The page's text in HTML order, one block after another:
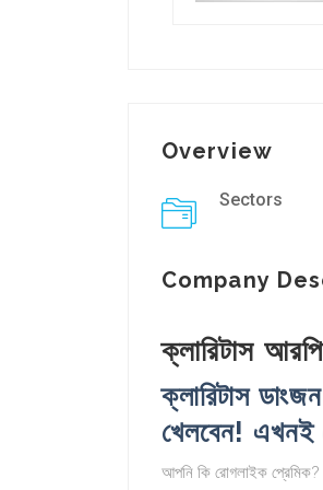
Overview
Sectors
Company
ক্লারিটাস
ক্লারিটাস
খেলবেন!
আপনি কি রোগলাইক